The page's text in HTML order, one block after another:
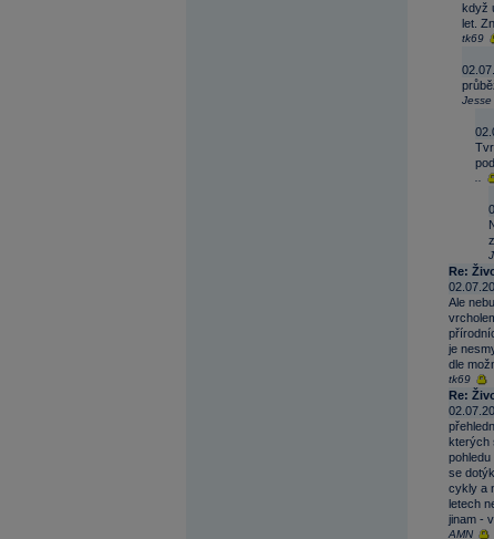
když
let.
tk69
Jesse
Re:
Ale
je
dle
tk69
Re:
kterých
se
cykly a
letech
jinam -
AMN